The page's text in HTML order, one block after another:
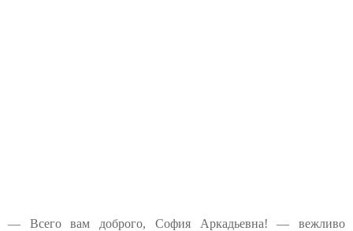
— Всего вам доброго, София Аркадьевна! — вежливо